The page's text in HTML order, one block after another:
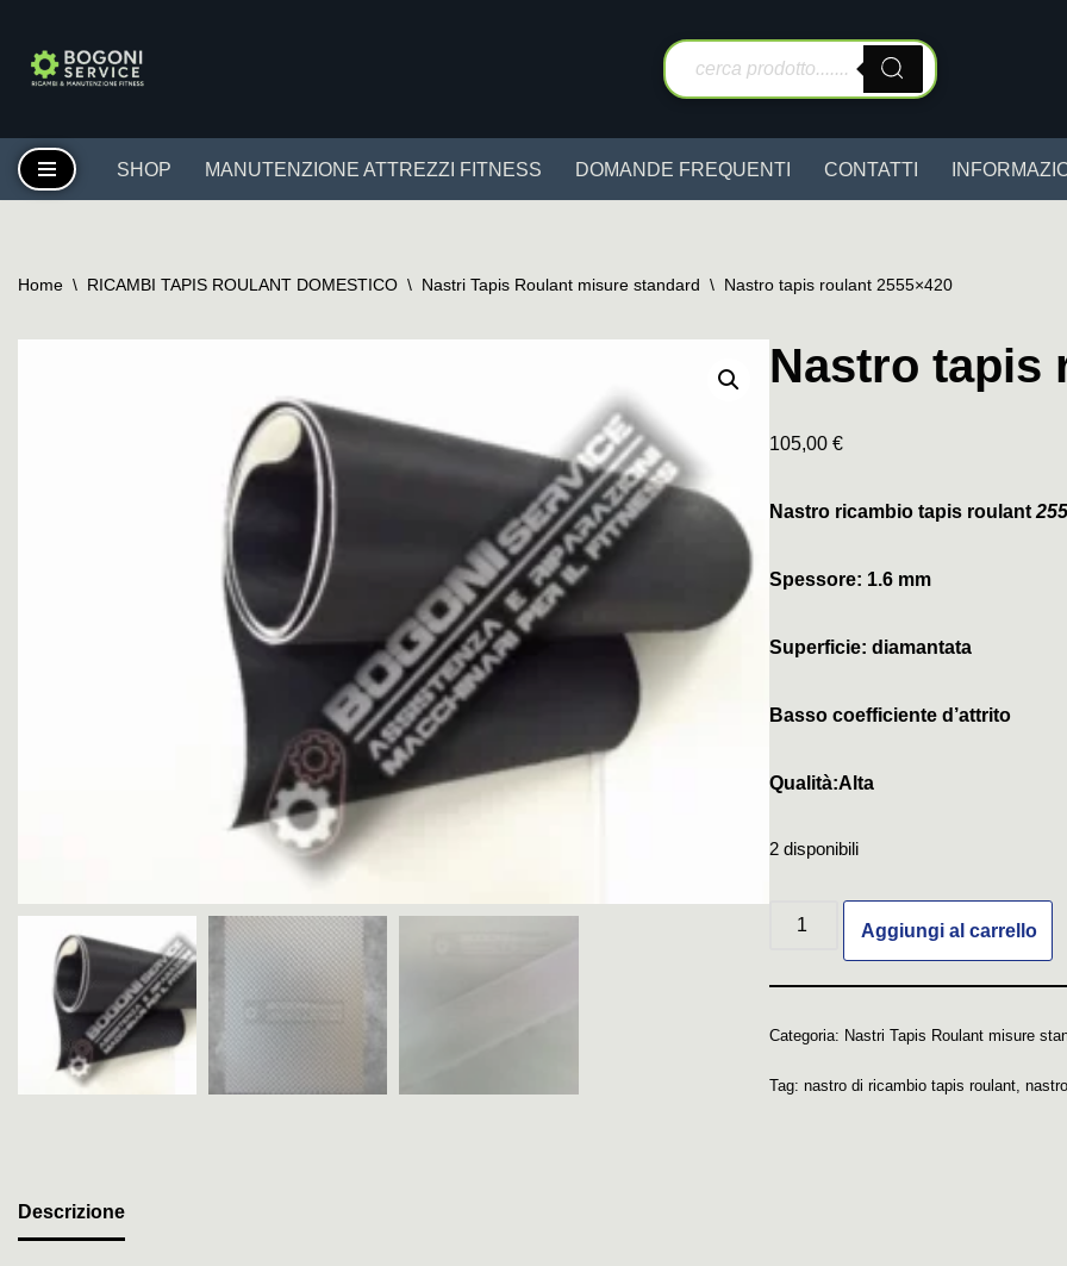
Vai
SHOP MANUTENZIONE ATTREZZI FITNESS DOMANDE FREQUENTI CONTATTI
Home \ RICAMBI TAPIS ROULANT DOMESTICO \ Nastri Tapis Roulant misure standard \ Nastro tapis roulant 2555×420
Nastro tapis
105,00 €
Nastro ricambio tapis roulant
Spessore: 1.6 mm
Superficie: diamantata
Basso coefficiente d’attrito
Qualità:Alta
2 disponibili
Aggiungi al carrello
Categoria: Nastri Tapis Roulant misure
Tag: nastro di ricambio tapis roulant,
Descrizione